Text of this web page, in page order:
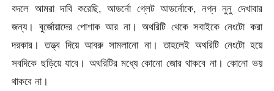
বদলে আমরা দাবি করেছি, আডর্নো গ্লেট আডর্নোকে, নগ্ন নুনু দেখাবার
জন্য। বুর্জোয়াদের পোশাক আর না। অথরিটি থেকে সবাইকে নেংটো করা
দরকার। তত্ত্ব দিয়ে আবরু সামলানো না। তাহলেই অথরিটি নেংটো হয়ে
সবদিকে ছড়িয়ে যাবে। অথরিটির মধ্যে কোনো জোর থাকবে না। কোনো ভয়
থাকবে না।